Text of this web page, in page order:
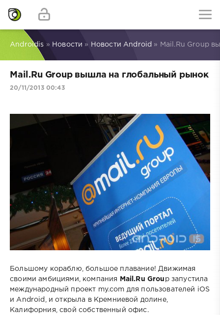
Androidis » Новости » Новости Android » Mail.Ru Group
Mail.Ru Group вышла на глобальный рынок
20/11/2013 00:43
Большому кораблю, большое плавание! Движимая
своими амбициями, компания
Mail.Ru Grou p запустила
международный проект my.com для пользователей iOS
и Android, и открыла в Кремниевой долине,
Калифорния, свой собственный офис.